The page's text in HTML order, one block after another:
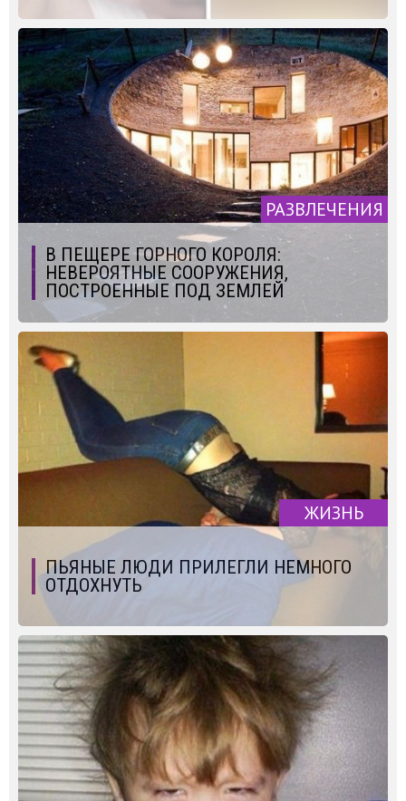
РАЗВЛЕЧЕНИЯ
В ПЕЩЕРЕ ГОРНОГО КОРОЛЯ:
НЕВЕРОЯТНЫЕ СООРУЖЕНИЯ,
ПОСТРОЕННЫЕ ПОД ЗЕМЛЕЙ
ЖИЗНЬ
ПЬЯНЫЕ ЛЮДИ ПРИЛЕГЛИ НЕМНОГО
ОТДОХНУТЬ